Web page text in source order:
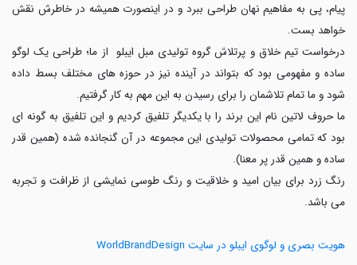
پیام، پی به مفاهیم نهان طراحی ببرد و در اینصورت همیشه در خاطرش نقش
خواهد بست.
درخواست تیم خلاق و پرتلاش گروه تولیدی مبل ایبلو از ما؛ طراحی یک لوگو
ساده و مفهومی بود که بتواند در آینده نیز در حوزه های مختلف بسط داده
شود و ما تمام تلاشمان را برای رسیدن به این مهم به کار گرفتیم.
ما حروف لاتین نام این برند را با یکدیگر تلفیق کردیم و این تلفیق به گونه ای
بود که تمامی محصولات تولیدی این مجموعه در آن گنجانده شده (همین قدر
ساده و همین قدر پر معنا).
رنگ زرد برای بیان امید و خلاقیت و رنگ طوسی نمایشی از ظرافت و تجربه
می باشد.
هویت بصری و لوگوی ایبلو در سایت WorldBrandDesign